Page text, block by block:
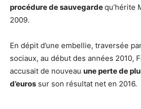
procédure de sauvegardequ’hérite
2009.
En dépit d’une embellie, traversée
sociaux, au début des années 2010,
accusait de nouveau une perte de
d’euros sur son résultat net en 2016.